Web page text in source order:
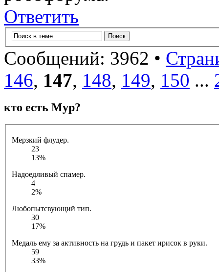
Ответить
Сообщений: 3962 •
146, 147, 148, 149, 150 ...
кто есть Мур?
Мерзкий флудер.
23
13%
Надоедливый спамер.
4
2%
Любопытсвующий тип.
30
17%
Медаль ему за активность на грудь и пакет ирисок в руки.
59
33%